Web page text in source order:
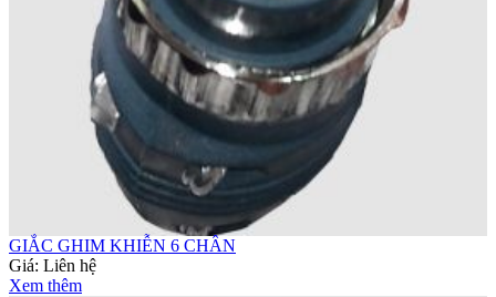
GIẮC GHIM KHIỄN 6 CHÂN
Giá: Liên hệ
Xem thêm